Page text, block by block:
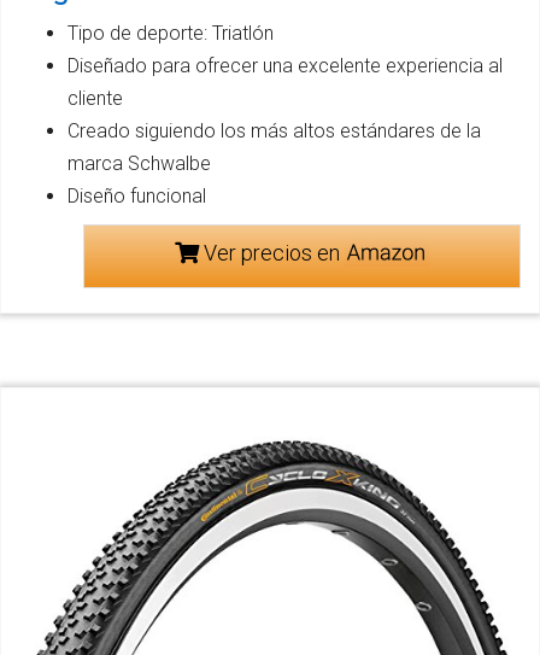
Tipo de deporte: Triatlón
Diseñado para ofrecer una excelente experiencia al
cliente
Creado siguiendo los más altos estándares de la
marca Schwalbe
Diseño funcional
Ver precios en